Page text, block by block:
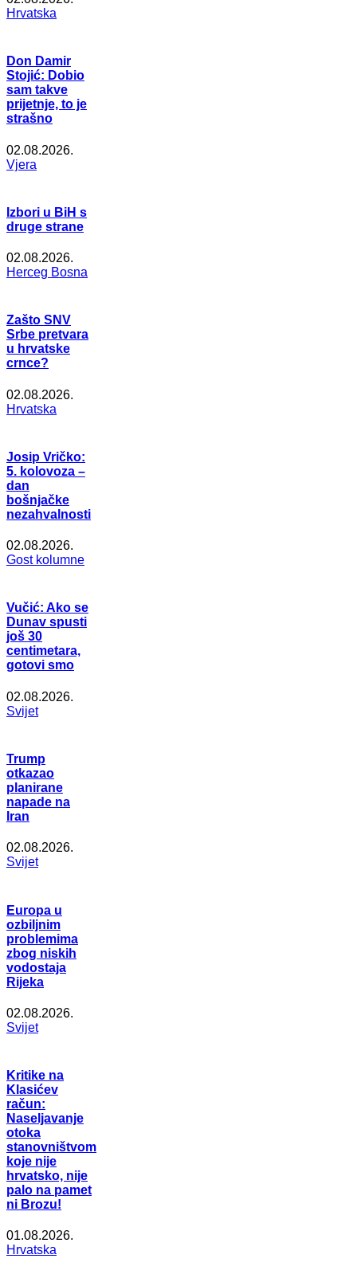
Hrvatska
Don Damir
Stojić: Dobio
sam takve
prijetnje, to je
strašno
02.08.2026.
Vjera
Izbori u BiH s
druge strane
02.08.2026.
Herceg Bosna
Zašto SNV
Srbe pretvara
u hrvatske
crnce?
02.08.2026.
Hrvatska
Josip Vričko:
5. kolovoza –
dan
bošnjačke
nezahvalnosti
02.08.2026.
Gost kolumne
Vučić: Ako se
Dunav spusti
još 30
centimetara,
gotovi smo
02.08.2026.
Svijet
Trump
otkazao
planirane
napade na
Iran
02.08.2026.
Svijet
Europa u
ozbiljnim
problemima
zbog niskih
vodostaja
Rijeka
02.08.2026.
Svijet
Kritike na
Klasićev
račun:
Naseljavanje
otoka
stanovništvom
koje nije
hrvatsko, nije
palo na pamet
ni Brozu!
01.08.2026.
Hrvatska